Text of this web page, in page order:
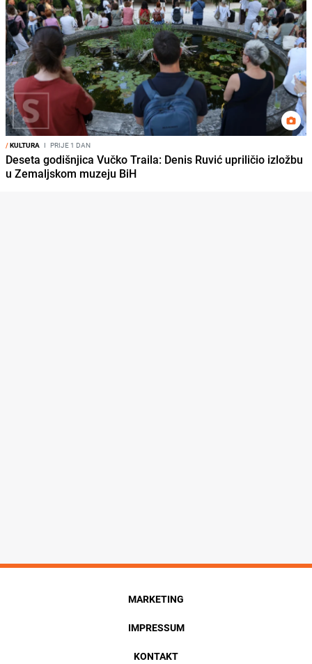
/KULTURA I PRIJE 1 DAN
Deseta godišnjica Vučko Traila: Denis Ruvić upriličio izložbu
u Zemaljskom muzeju BiH
MARKETING
IMPRESSUM
KONTAKT